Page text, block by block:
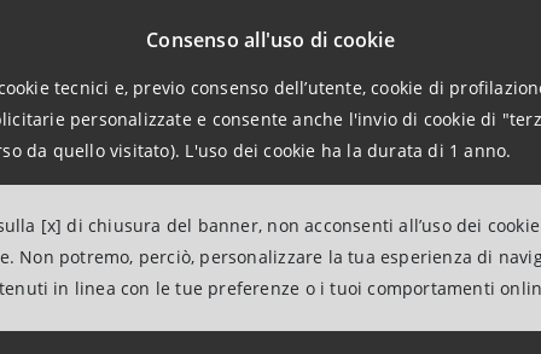
Consenso all'uso di cookie
tecnici e, previo consenso dell’utente, cookie di
personalizzate e consente anche l'invio di cookie di
da quello visitato). L'uso dei cookie ha la durata di 1 anno.
[x] di chiusura del banner, non acconsenti all’uso dei
Non potremo, perciò, personalizzare la tua esperienza di
in linea con le tue preferenze o i tuoi comportamenti
commerciale. Nei distretti del mobile dell’Alta Valle
la CIG straordinaria, che solitamente è attivata in
Questo dato è un indicatore della
buone performance conseguite all’estero.
Sanpaolo
Banca dei Territori e Media Locali